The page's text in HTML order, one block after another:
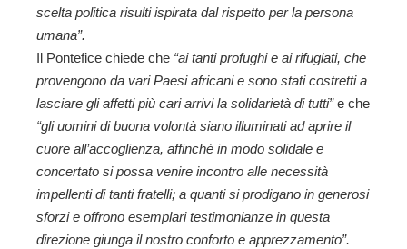
scelta politica risulti ispirata dal rispetto per la persona
umana”.
Il Pontefice chiede che “ai tanti profughi e ai rifugiati, che
provengono da vari Paesi africani e sono stati costretti a
lasciare gli affetti più cari arrivi la solidarietà di tutti”e che
“gli uomini di buona volontà siano illuminati ad aprire il
cuore all’accoglienza, affinché in modo solidale e
concertato si possa venire incontro alle necessità
impellenti di tanti fratelli; a quanti si prodigano in generosi
sforzi e offrono esemplari testimonianze in questa
direzione giunga il nostro conforto e apprezzamento”.